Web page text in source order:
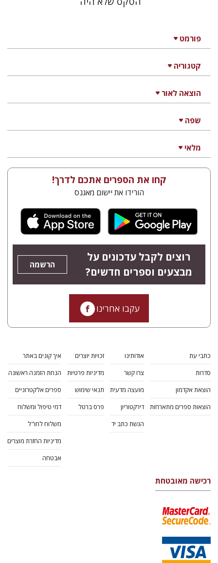
פורמט
קטגוריה
הוצאה לאור
שפה
מלאי
קחו את הספרים אתכם לדרך!
הורידו את יישום מאגנס
רוצים לקבל עדכונים על
מבצעים וספרים חדשים?
הרשמה
עקבו אחרינו
כתבי עת
סדרות
הוצאת אקדמון
הוצאות ספרים מתארחות
אודותינו
צרו קשר
מועצה מדעית
דירקטוריון
הגשת כתב יד
זכויות יוצרים
מדיניות פרטיות
תנאי שימוש
פרס ברטל
איך קונים באתר
הנחת הזמנה ראשונה
ספרים אלקטרוניים
דמי טיפול ומשלוח
משלוח לחו"ל
מדיניות החזרת מוצרים
אבטחה
רכישה מאובטחת